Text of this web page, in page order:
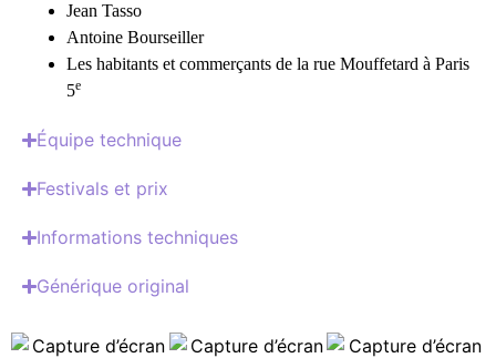
Jean Tasso
Antoine Bourseiller
Les habitants et commerçants de la rue Mouffetard à Paris
5e
Équipe technique
Festivals et prix
Informations techniques
Générique original